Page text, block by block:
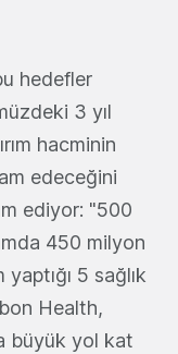
hedefler
3 yıl
hacminin
edeceğini
ediyor: "500
450 milyon
5 sağlık
Health,
büyük yol kat